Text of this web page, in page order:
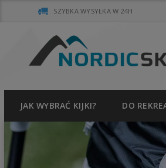
SZYBKA WYSYŁKA W 24H
JAK WYBRAĆ KIJKI? DO